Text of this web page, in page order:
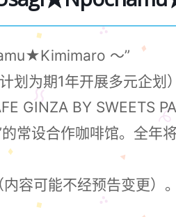
～”
为期1年开展多元企划）
GINZA BY SWEETS
设合作咖啡馆。全年
容可能不经预告变更）。